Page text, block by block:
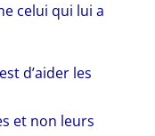
celui qui lui a
d’aider les
et non leurs